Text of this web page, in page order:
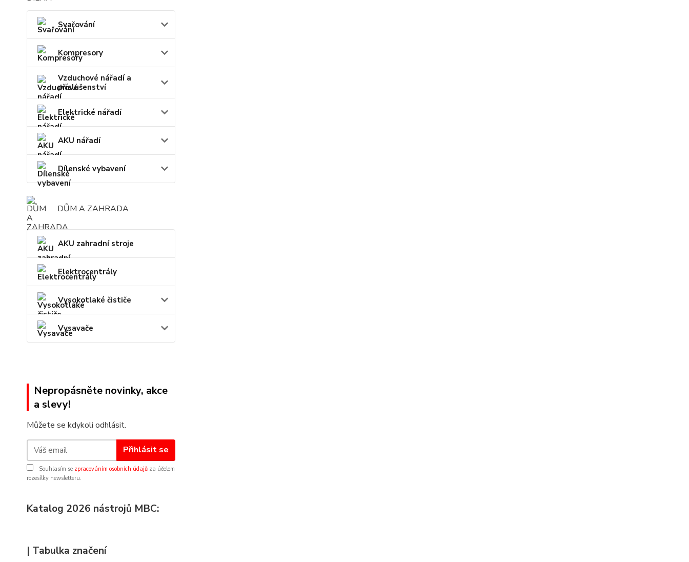
Svařování
Kompresory
Vzduchové nářadí a
příslušenství
Elektrické nářadí
AKU nářadí
Dílenské vybavení
DŮM A ZAHRADA
AKU zahradní stroje
Elektrocentrály
Vysokotlaké čističe
Vysavače
Nepropásněte novinky, akce
a slevy!
Můžete se kdykoli odhlásit.
Přihlásit se
Souhlasím se zpracováním osobních údajů za účelem
rozesílky newsletteru.
Katalog 2026 nástrojů MBC:
| Tabulka značení